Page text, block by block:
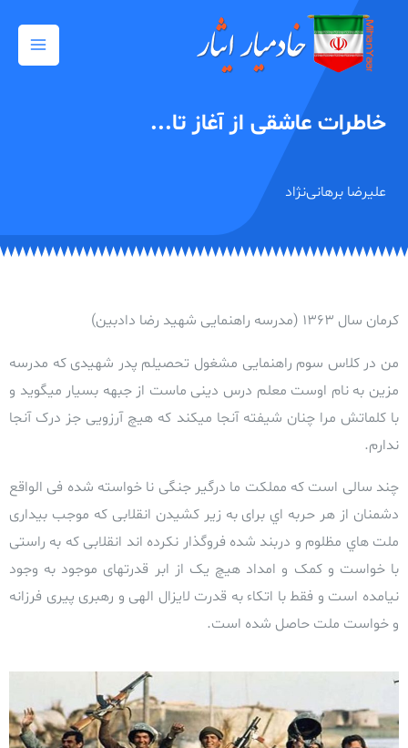
خاطرات عاشقی از آغاز تا...
علیرضا برهانی‌نژاد
کرمان سال 1363 (مدرسه راهنمایی شهید رضا دادبين)
من در کلاس سوم راهنمایی مشغول تحصیلم پدر شهیدی که مدرسه
مزین به نام اوست معلم درس دینی ماست از جبهه بسیار میگوید و
با کلماتش مرا چنان شیفته آنجا میکند که هیچ آرزویی جز درک آنجا
ندارم.
چند سالی است که مملکت ما درگیر جنگی نا خواسته شده فی الواقع
دشمنان از هر حربه اي برای به زیر کشیدن انقلابی که موجب بیداری
ملت هاي مظلوم و دربند شده فروگذار نکرده اند انقلابی که به راستی
با خواست و کمک و امداد هیچ یک از ابر قدرتهای موجود به وجود
نیامده است و فقط با اتکاء به قدرت لایزال الهی و رهبری پیری فرزانه
و خواست ملت حاصل شده است.